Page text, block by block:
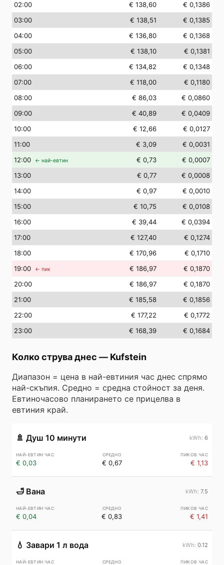
02:00 € 138,60
€ 0,1386
03:00 € 138,51
€ 0,1385
04:00 € 136,80
€ 0,1368
05:00 € 138,10
€ 0,1381
06:00 € 134,82
€ 0,1348
07:00 € 118,00
€ 0,1180
08:00 € 86,03
€ 0,0860
09:00 € 40,89
€ 0,0409
10:00 € 12,66
€ 0,0127
11:00 € 3,09
€ 0,0031
12:00 ← най-евтин € 0,73
€ 0,0007
13:00 € 0,77
€ 0,0008
14:00 € 0,97
€ 0,0010
15:00 € 10,75
€ 0,0108
16:00 € 39,44
€ 0,0394
17:00 € 127,40
€ 0,1274
18:00 € 170,96
€ 0,1710
19:00 ← пик € 186,97
€ 0,1870
20:00 € 186,97
€ 0,1870
21:00 € 185,58
€ 0,1856
22:00 € 177,22
€ 0,1772
23:00 € 168,39 € 0,1684
Колко струва днес — Kufstein
Диапазон = цена в най-евтиния час днес спрямо
най-скъпия. Средно = средна стойност за деня.
Евтиночасово планирането се прицелва в
евтиния край.
🚿 Душ 10 минути 6
€ 0,03 € 0,67 € 1,13
🛁 Вана 7.5
€ 0,04 € 0,83 € 1,41
💧 Завари 1 л вода 0.12